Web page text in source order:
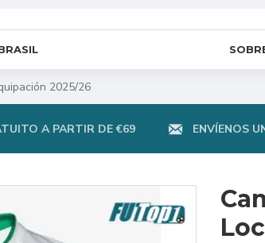
2025/26
A PARTIR DE €69 ENVÍENOS